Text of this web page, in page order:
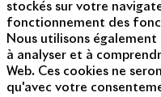
stockés sur votre
fonctionnement des
Nous utilisons
à analyser et à
Web. Ces cookies ne
qu'avec votre